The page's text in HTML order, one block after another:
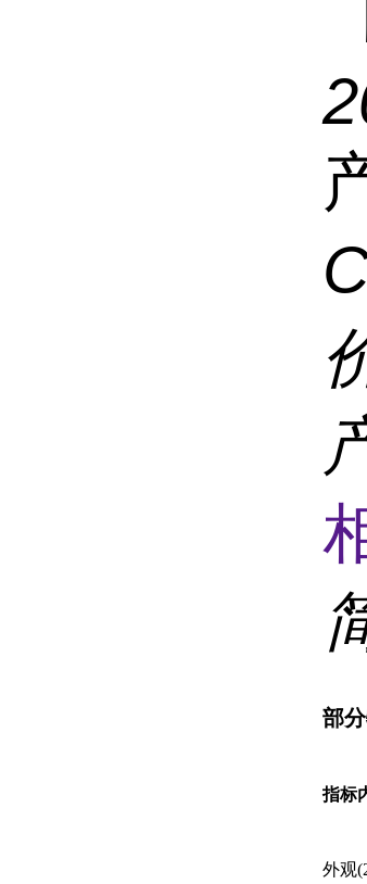
部分
指标
外观